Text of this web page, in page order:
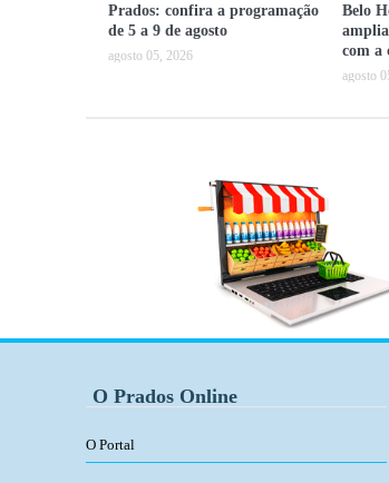
Prados: confira a programação
de 5 a 9 de agosto
agosto 05, 2026
Belo
com a
agosto
O Prados Online
O Portal